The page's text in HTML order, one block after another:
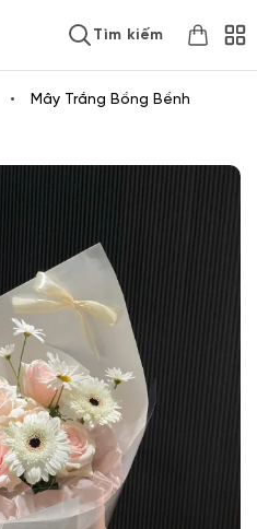
Tìm kiếm
• Mây Trắng Bồng Bềnh